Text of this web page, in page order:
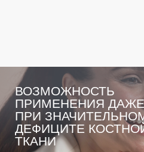
ВОЗМОЖНОСТЬ
ПРИМЕНЕНИЯ ДАЖЕ
ПРИ
ДЕФИЦИТЕ
ТКАНИ